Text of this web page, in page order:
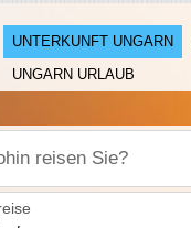
UNTERKUNFT UNGARN
UNGARN URLAUB
reisen Sie?